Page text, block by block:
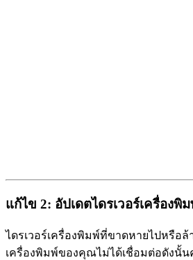
แก้ไข 2: อัปเดตไดรเวอร์เครื่อง
ไดรเวอร์เครื่องพิมพ์ที่ขาดหายไปหรือล้
เครื่องพิมพ์ของคุณไม่ได้เชื่อมต่อดังนั้